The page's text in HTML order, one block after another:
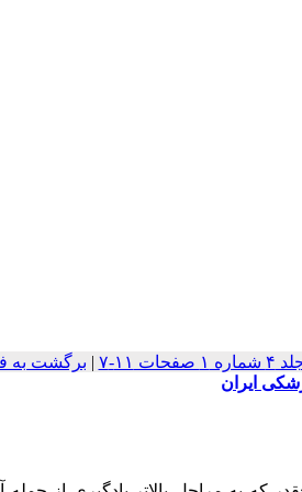
شماره ۱ صفحات ۱۱-۷ | برگشت به
ایران